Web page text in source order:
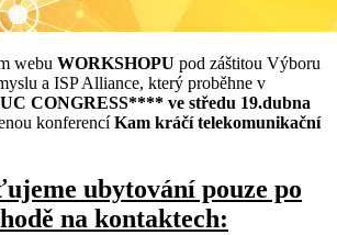
webu WORKSHOPU pod záštitou Výboru
a ISP Alliance, který proběhne v
CONGRESS**** ve středu 19.dubna
konferencíKam kráčí telekomunikační
ubytování pouze po
na kontaktech: